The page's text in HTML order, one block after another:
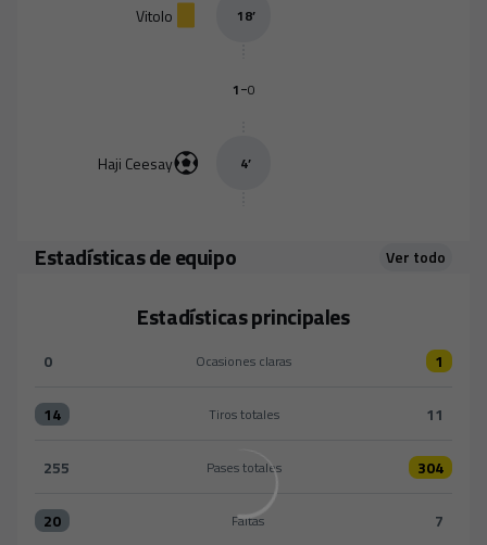
Vitolo 18’
1-0
Haji Ceesay 4’
Estadísticas de equipo Ver todo
Estadísticas principales
Ocasiones claras:Arandina 0 versus Cádiz CF 1
0 Ocasiones claras 1
Tiros totales:Arandina 14 versus Cádiz CF 11
14 Tiros totales 11
Pases totales:Arandina 255 versus Cádiz CF 304
255 Pases totales 304
Faltas:Arandina 20 versus Cádiz CF 7
20 Faltas 7